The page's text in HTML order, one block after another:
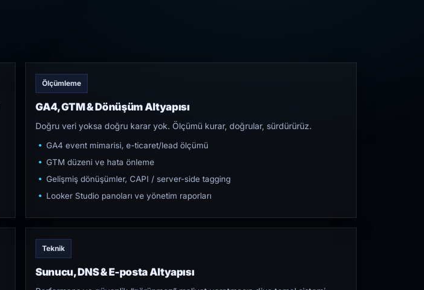
Ölçümleme
GA4, GTM & Dönüşüm Altyapısı
Doğru veri yoksa doğru karar yok. Ölçümü kurar, doğrular, sürdürürüz.
GA4 event mimarisi, e-ticaret/lead ölçümü
GTM düzeni ve hata önleme
Gelişmiş dönüşümler, CAPI / server-side tagging
Looker Studio panoları ve yönetim raporları
Teknik
Sunucu, DNS & E-posta Altyapısı